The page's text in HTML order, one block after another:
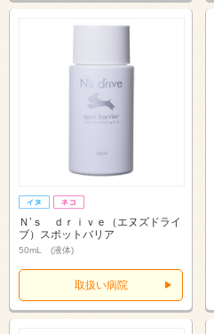
Ｎ’ｓ ｄｒｉｖｅ（エヌズドライ
ブ）スポットバリア
50mL (液体)
取扱い病院